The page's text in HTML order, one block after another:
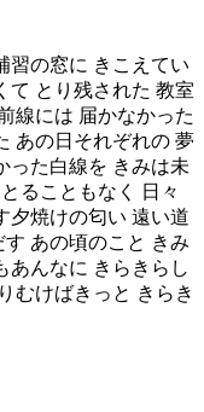
習の窓に きこえてい
て とり残された 教室
線には 届かなかった
あの日それぞれの 夢
った白線を きみは未
ることもなく 日々
夕焼けの匂い 遠い道
あの頃のこと きみ
あんなに きらきらし
むけばきっと きらき